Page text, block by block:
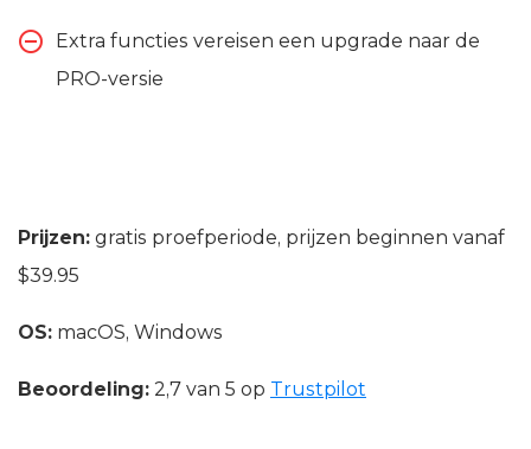
Extra functies vereisen een upgrade naar de
PRO-versie
Prijzen: gratis proefperiode, prijzen beginnen vanaf
$39.95
OS: macOS, Windows
Beoordeling: 2,7 van 5 op Trustpilot